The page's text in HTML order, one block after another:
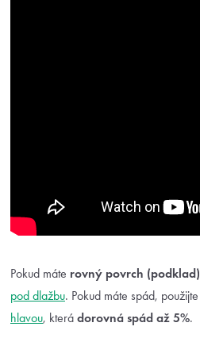
Pokud máte rovný povrch (podklad)
pod dlažbu. Pokud máte spád, použijte
hlavou, která dorovná spád až 5%.